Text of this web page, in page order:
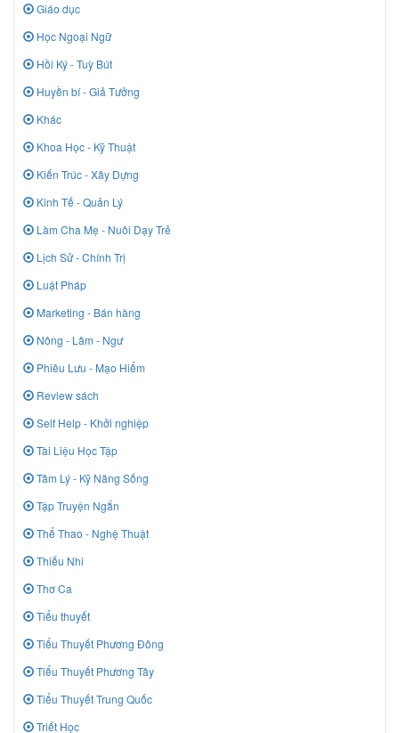
Giáo dục
Học Ngoại Ngữ
Hồi Ký - Tuỳ Bút
Huyền bí - Giả Tưởng
Khác
Khoa Học - Kỹ Thuật
Kiến Trúc - Xây Dựng
Kinh Tế - Quản Lý
Làm Cha Mẹ - Nuôi Dạy Trẻ
Lịch Sử - Chính Trị
Luật Pháp
Marketing - Bán hàng
Nông - Lâm - Ngư
Phiêu Lưu - Mạo Hiểm
Review sách
Self Help - Khởi nghiệp
Tài Liệu Học Tập
Tâm Lý - Kỹ Năng Sống
Tập Truyện Ngắn
Thể Thao - Nghệ Thuật
Thiếu Nhi
Thơ Ca
Tiểu thuyết
Tiểu Thuyết Phương Đông
Tiểu Thuyết Phương Tây
Tiểu Thuyết Trung Quốc
Triết Học